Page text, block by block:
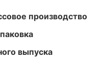
производство
выпуска